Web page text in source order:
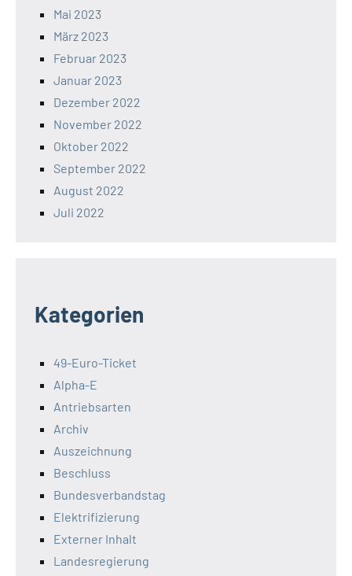
Mai 2023
März 2023
Februar 2023
Januar 2023
Dezember 2022
November 2022
Oktober 2022
September 2022
August 2022
Juli 2022
Kategorien
49-Euro-Ticket
Alpha-E
Antriebsarten
Archiv
Auszeichnung
Beschluss
Bundesverbandstag
Elektrifizierung
Externer Inhalt
Landesregierung